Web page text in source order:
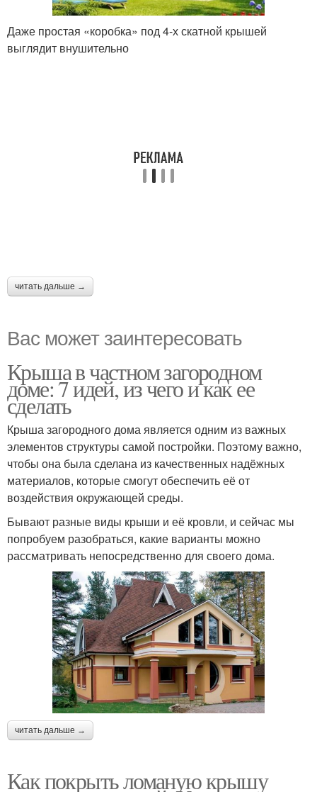
Даже простая «коробка» под 4-х скатной крышей
выглядит внушительно
читать дальше →
Вас может заинтересовать
Крыша в частном загородном
доме: 7 идей, из чего и как ее
сделать
Крыша загородного дома является одним из важных
элементов структуры самой постройки. Поэтому важно,
чтобы она была сделана из качественных надёжных
материалов, которые смогут обеспечить её от
воздействия окружающей среды.
Бывают разные виды крыши и её кровли, и сейчас мы
попробуем разобраться, какие варианты можно
рассматривать непосредственно для своего дома.
читать дальше →
Как покрыть ломаную крышу